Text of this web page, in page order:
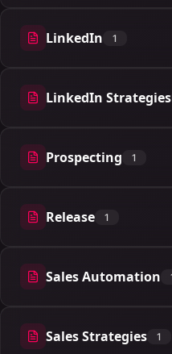
LinkedIn 1
1 articles
LinkedIn Strategies
2 articles
Prospecting 1
1 articles
Release 1
1 articles
Sales Automation
1 articles
Sales Strategies 1
1 articles